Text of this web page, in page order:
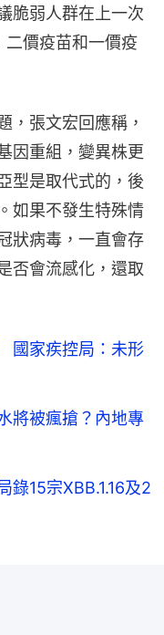
脆弱人群在上一次
價疫苗和一價疫
，張文宏回應稱，
因重組，變異株更
型是取代式的，後
如果不發生特殊情
狀病毒，一直會存
否會流感化，還取
國家疾控局：未形
將被瘋搶？內地專
15宗XBB.1.16及2